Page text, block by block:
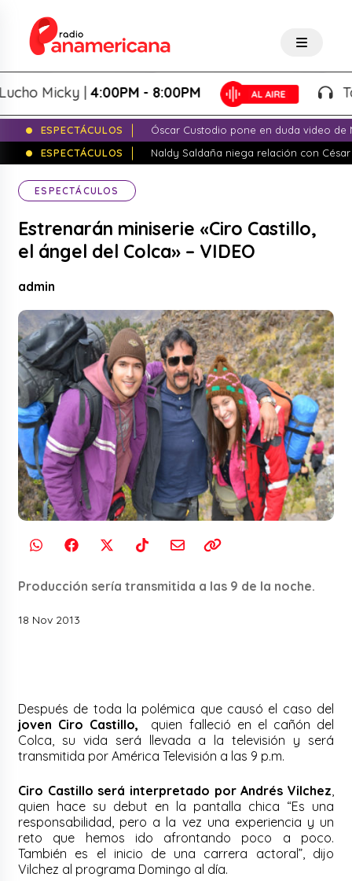
Micky |4:00PM - 8:00PM
ESPECTÁCULOS
Óscar Custodio pone en duda video de
ESPECTÁCULOS
Naldy Saldaña niega relación con
ESPECTÁCULOS
Estrenarán miniserie «Ciro Castillo,
el ángel del Colca» – VIDEO
admin
Producción sería transmitida a las 9 de la noche.
18 Nov 2013
Después de toda la polémica que causó el caso del
joven Ciro Castillo, quien falleció en el cañón del
Colca, su vida será llevada a la televisión y será
transmitida por América Televisión a las 9 p.m.
Ciro Castillo será interpretado por Andrés Vilchez,
quien hace su debut en la pantalla chica “Es una
responsabilidad, pero a la vez una experiencia y un
reto que hemos ido afrontando poco a poco.
También es el inicio de una carrera actoral”, dijo
Vilchez al programa Domingo al día.